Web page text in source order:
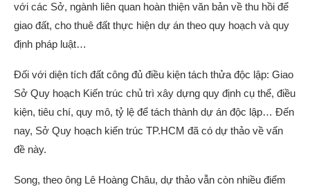
với các Sở, ngành liên quan hoàn thiện văn bản về thu hồi để
giao đất, cho thuê đất thực hiện dự án theo quy hoạch và quy
định pháp luật…
Đối với diện tích đất công đủ điều kiện tách thửa độc lập: Giao
Sở Quy hoạch Kiến trúc chủ trì xây dựng quy định cụ thể, điều
kiện, tiêu chí, quy mô, tỷ lệ để tách thành dự án độc lập… Đến
nay, Sở Quy hoạch kiến trúc TP.HCM đã có dự thảo về vấn
đề này.
Song, theo ông Lê Hoàng Châu, dự thảo vẫn còn nhiều điểm